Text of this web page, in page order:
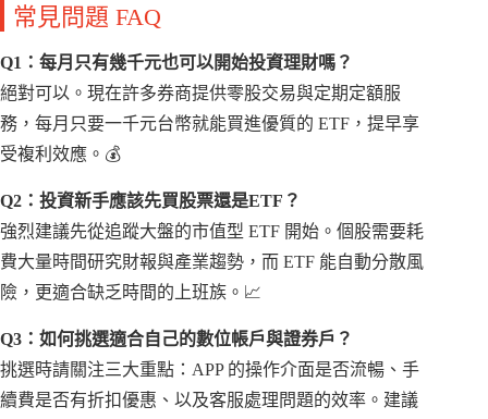
常見問題 FAQ
Q1：每月只有幾千元也可以開始投資理財嗎？
絕對可以。現在許多券商提供零股交易與定期定額服
務，每月只要一千元台幣就能買進優質的 ETF，提早享
受複利效應。💰
Q2：投資新手應該先買股票還是ETF？
強烈建議先從追蹤大盤的市值型 ETF 開始。個股需要耗
費大量時間研究財報與產業趨勢，而 ETF 能自動分散風
險，更適合缺乏時間的上班族。📈
Q3：如何挑選適合自己的數位帳戶與證券戶？
挑選時請關注三大重點：APP 的操作介面是否流暢、手
續費是否有折扣優惠、以及客服處理問題的效率。建議